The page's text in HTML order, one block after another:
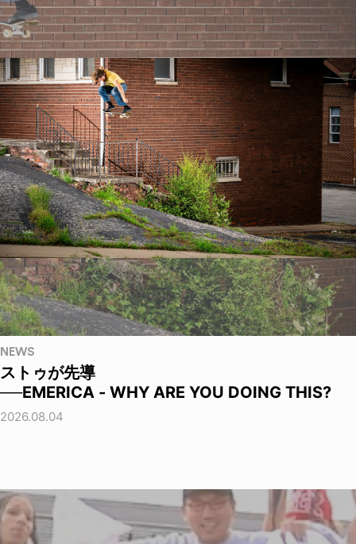
NEWS
ストゥが先導
──EMERICA - WHY ARE YOU DOING THIS?
2026.08.04